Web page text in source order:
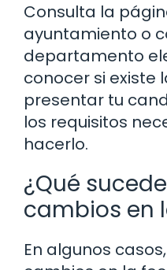
Consulta la
ayuntamiento o
departamento
conocer si existe
presentar tu
los requisitos
hacerlo.
¿Qué
cambios en
En algunos